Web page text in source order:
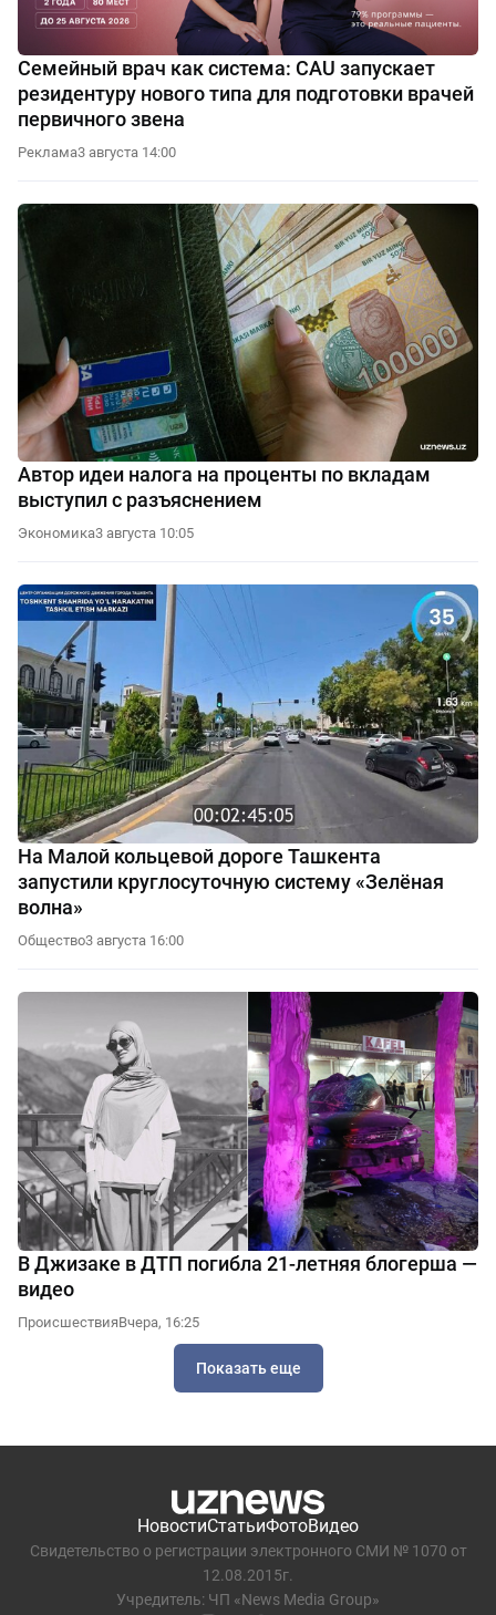
Семейный врач как система: CAU запускает
резидентуру нового типа для подготовки врачей
первичного звена
Реклама3 августа 14:00
Автор идеи налога на проценты по вкладам
выступил с разъяснением
Экономика3 августа 10:05
На Малой кольцевой дороге Ташкента
запустили круглосуточную систему «Зелёная
волна»
Общество3 августа 16:00
В Джизаке в ДТП погибла 21-летняя блогерша —
видео
ПроисшествияВчера, 16:25
Показать еще
НовостиСтатьиФотоВидео
Свидетельство о регистрации электронного СМИ № 1070 от
12.08.2015г.
Учредитель: ЧП «News Media Group»